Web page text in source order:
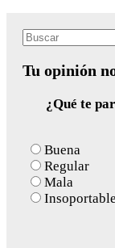
Search
Tu opinión
¿Qué te
Buena
Regular
Mala
Insoportable